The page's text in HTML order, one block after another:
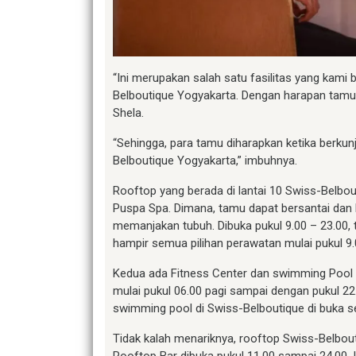
“Ini merupakan salah satu fasilitas yang kami
Belboutique Yogyakarta. Dengan harapan
Shela.
“Sehingga, para tamu diharapkan ketika
Belboutique Yogyakarta,” imbuhnya.
Rooftop yang berada di lantai 10 Swiss-
Puspa Spa. Dimana, tamu dapat bersantai
memanjakan tubuh. Dibuka pukul 9.00 –
hampir semua pilihan perawatan mulai pukul
Kedua ada Fitness Center dan swimming
mulai pukul 06.00 pagi sampai dengan pukul
swimming pool di Swiss-Belboutique di buka
Tidak kalah menariknya, rooftop Swiss-